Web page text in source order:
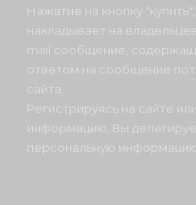
Нажатие на кнопку
накладывает на
mail сообщение,
ответом на сообщение
сайта.
Регистрируясь на сайте
информацию, Вы
персональную